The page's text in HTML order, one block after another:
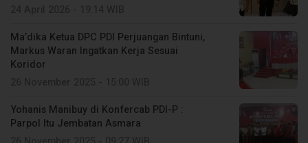
Ma’dika Ketua DPC PDI Perjuangan Bintuni,
Markus Waran Ingatkan Kerja Sesuai
Koridor
Yohanis Manibuy di Konfercab PDI-P :
Parpol Itu Jembatan Asmara